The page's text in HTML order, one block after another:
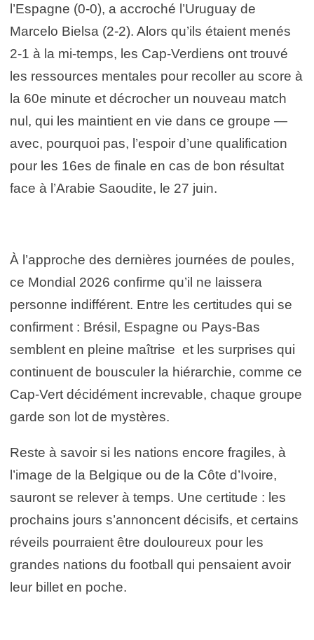
l’Espagne (0-0), a accroché l’Uruguay de
Marcelo Bielsa (2-2). Alors qu’ils étaient menés
2-1 à la mi-temps, les Cap-Verdiens ont trouvé
les ressources mentales pour recoller au score à
la 60e minute et décrocher un nouveau match
nul, qui les maintient en vie dans ce groupe —
avec, pourquoi pas, l’espoir d’une qualification
pour les 16es de finale en cas de bon résultat
face à l’Arabie Saoudite, le 27 juin.
À l’approche des dernières journées de poules,
ce Mondial 2026 confirme qu’il ne laissera
personne indifférent. Entre les certitudes qui se
confirment : Brésil, Espagne ou Pays-Bas
semblent en pleine maîtrise et les surprises qui
continuent de bousculer la hiérarchie, comme ce
Cap-Vert décidément increvable, chaque groupe
garde son lot de mystères.
Reste à savoir si les nations encore fragiles, à
l’image de la Belgique ou de la Côte d’Ivoire,
sauront se relever à temps. Une certitude : les
prochains jours s’annoncent décisifs, et certains
réveils pourraient être douloureux pour les
grandes nations du football qui pensaient avoir
leur billet en poche.